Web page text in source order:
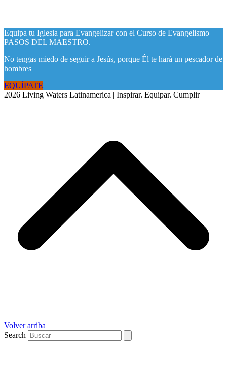
Equipa tu Iglesia para Evangelizar con el Curso de Evangelismo
PASOS DEL MAESTRO.
No tengas miedo de seguir a Jesús, porque Él te hará un pescador de
hombres
EQUÍPATE
2026 Living Waters Latinamerica | Inspirar. Equipar. Cumplir
Volver arriba
Search